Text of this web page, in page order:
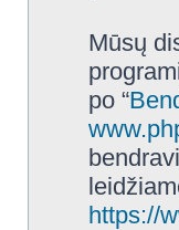
Mūsų
po “
https://